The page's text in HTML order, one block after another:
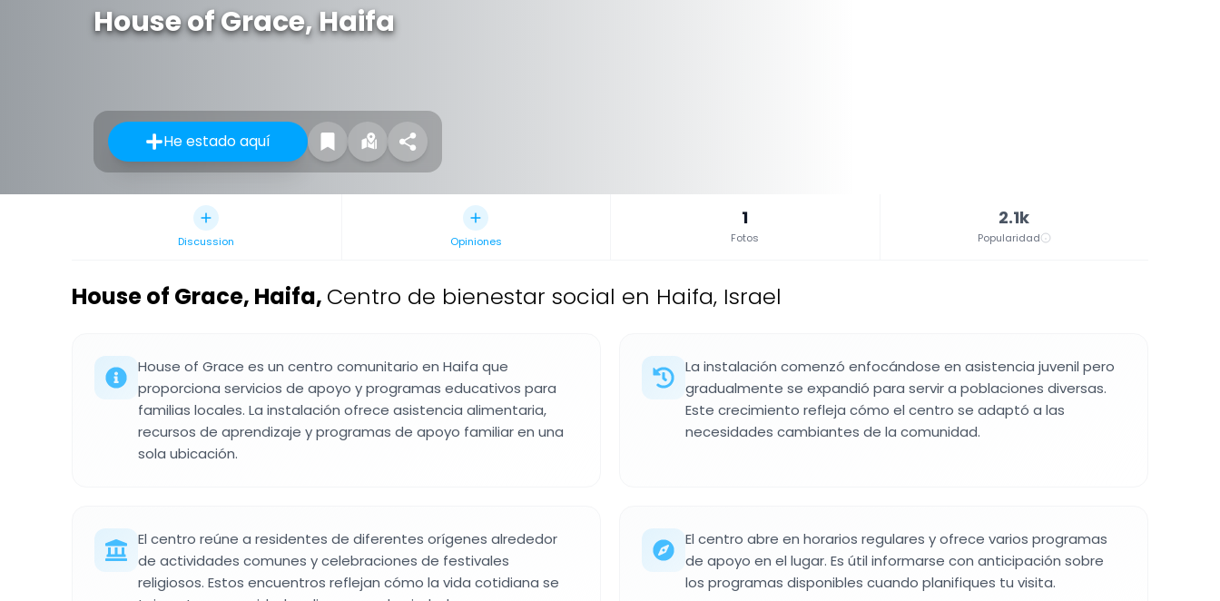
House of Grace, Haifa
He estado aquí
Discussion Opiniones
1
Fotos
2.1k
Popularidad
House of Grace, Haifa, Centro de bienestar social en Haifa, Israel
House of Grace es un centro comunitario en Haifa que
proporciona servicios de apoyo y programas educativos para
familias locales. La instalación ofrece asistencia alimentaria,
recursos de aprendizaje y programas de apoyo familiar en una
sola ubicación.
La instalación comenzó enfocándose en asistencia juvenil pero
gradualmente se expandió para servir a poblaciones diversas.
Este crecimiento refleja cómo el centro se adaptó a las
necesidades cambiantes de la comunidad.
El centro reúne a residentes de diferentes orígenes alrededor
de actividades comunes y celebraciones de festivales
religiosos. Estos encuentros reflejan cómo la vida cotidiana se
El centro abre en horarios regulares y ofrece varios programas
de apoyo en el lugar. Es útil informarse con anticipación sobre
los programas disponibles cuando planifiques tu visita.